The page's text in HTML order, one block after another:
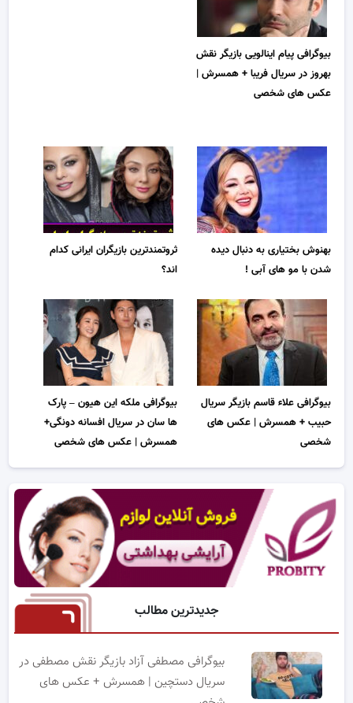
بیوگرافی پیام اینالویی بازیگر نقش
بهروز در سریال فریبا + همسرش |
عکس های شخصی
بهنوش بختیاری به دنبال دیده
شدن با مو های آبی !
ثروتمندترین بازیگران ایرانی کدام
اند؟
بیوگرافی علاء قاسم بازیگر سریال
حبیب + همسرش | عکس های
شخصی
بیوگرافی ملکه این هیون – پارک
ها سان در سریال افسانه دونگی+
همسرش | عکس های شخصی
جدیدترین مطالب
بیوگرافی مصطفی آزاد بازیگر نقش مصطفی در
سریال دستچین | همسرش + عکس های